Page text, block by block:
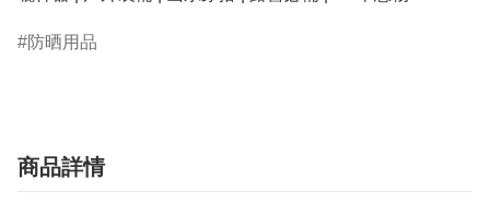
防晒用品
商品詳情